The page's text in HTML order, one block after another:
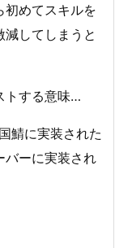
初めてスキルを
してしまうと
トする意味…
鯖に実装された
バーに実装され